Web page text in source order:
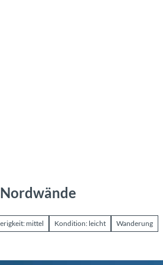
mittel Kondition: leicht Wanderung